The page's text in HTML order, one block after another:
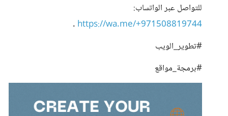
للتواصل عبر الواتساب:
https://wa.me/+971508819744
.
#تطوير_الويب
#برمجة_مواقع